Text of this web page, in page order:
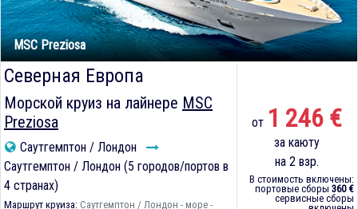
MSC Preziosa
Северная Европа
Морской круиз на лайнере MSC
Preziosa
Саутгемптон / Лондон
Саутгемптон / Лондон (5 городов/портов в
4 странах)
Маршрут круиза: Саутгемптон / Лондон - море -
от 1 246 €
за каюту
на 2 взр.
В стоимость включены:
портовые сборы 360 €
сервисные сборы